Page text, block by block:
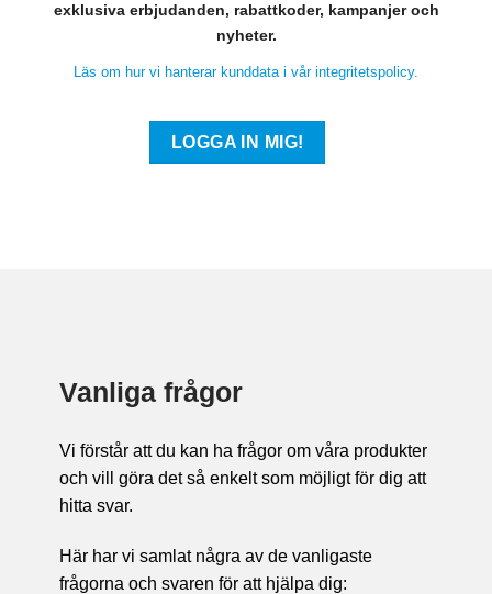
exklusiva erbjudanden, rabattkoder, kampanjer och
nyheter.
Läs om hur vi hanterar kunddata i vår integritetspolicy.
Vanliga frågor
Vi förstår att du kan ha frågor om våra produkter
och vill göra det så enkelt som möjligt för dig att
hitta svar.
Här har vi samlat några av de vanligaste
frågorna och svaren för att hjälpa dig: